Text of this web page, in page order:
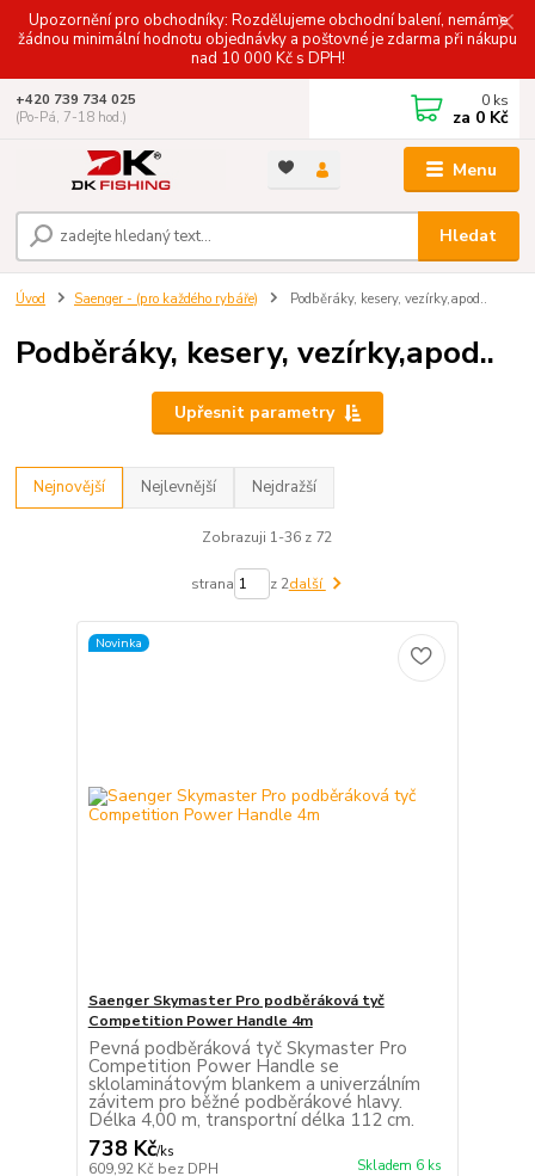
Upozornění pro obchodníky: Rozdělujeme obchodní balení, nemáme
žádnou minimální hodnotu objednávky a poštovné je zdarma při nákupu
nad 10 000 Kč s DPH!
Menu
Hledat
+420 739 734 025
(Po-Pá, 7-18 hod.)
0 ks
za 0 Kč
Úvod Saenger - (pro každého rybáře) Podběráky, kesery, vezírky,apod..
Podběráky, kesery, vezírky,apod..
Upřesnit parametry
Nejnovější Nejlevnější Nejdražší
Zobrazuji 1-36 z 72
strana z 2další
Novinka
Saenger Skymaster Pro podběráková tyč
Competition Power Handle 4m
Pevná podběráková tyč Skymaster Pro
Competition Power Handle se
sklolaminátovým blankem a univerzálním
závitem pro běžné podběrákové hlavy.
Délka 4,00 m, transportní délka 112 cm.
738 Kč/ks
609,92 Kč bez DPH Skladem 6 ks